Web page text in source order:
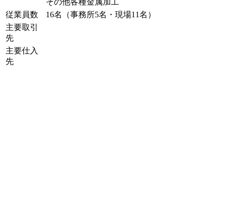
その他各種金属加工
従業員数
16名（事務所5名・現場11名）
主要取引
先
主要仕入
先